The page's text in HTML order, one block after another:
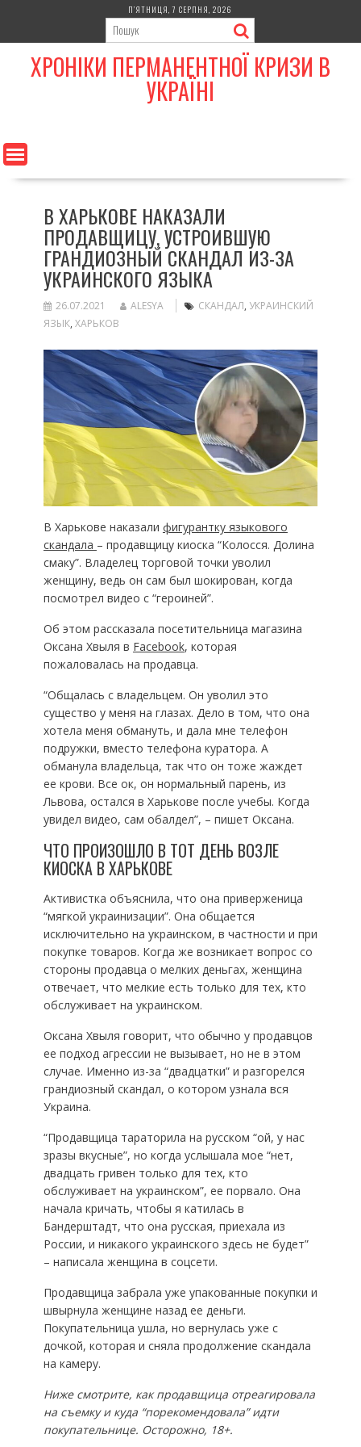
content
П’ЯТНИЦЯ, 7 СЕРПНЯ, 2026
ХРОНІКИ ПЕРМАНЕНТНОЇ КРИЗИ В
УКРАЇНІ
В ХАРЬКОВЕ НАКАЗАЛИ
ПРОДАВЩИЦУ, УСТРОИВШУЮ
ГРАНДИОЗНЫЙ СКАНДАЛ ИЗ-ЗА
УКРАИНСКОГО ЯЗЫКА
26.07.2021 ALESYA СКАНДАЛ, УКРАИНСКИЙ
ЯЗЫК, ХАРЬКОВ
В Харькове наказали фигурантку языкового
скандала – продавщицу киоска “Колосся. Долина
смаку”. Владелец торговой точки уволил
женщину, ведь он сам был шокирован, когда
посмотрел видео с “героиней”.
Об этом рассказала посетительница магазина
Оксана Хвыля в Facebook, которая
пожаловалась на продавца.
“Общалась с владельцем. Он уволил это
существо у меня на глазах. Дело в том, что она
хотела меня обмануть, и дала мне телефон
подружки, вместо телефона куратора. А
обманула владельца, так что он тоже жаждет
ее крови. Все ок, он нормальный парень, из
Львова, остался в Харькове после учебы. Когда
увидел видео, сам обалдел”, – пишет Оксана.
ЧТО ПРОИЗОШЛО В ТОТ ДЕНЬ ВОЗЛЕ
КИОСКА В ХАРЬКОВЕ
Активистка объяснила, что она приверженица
“мягкой украинизации”. Она общается
исключительно на украинском, в частности и при
покупке товаров. Когда же возникает вопрос со
стороны продавца о мелких деньгах, женщина
отвечает, что мелкие есть только для тех, кто
обслуживает на украинском.
Оксана Хвыля говорит, что обычно у продавцов
ее подход агрессии не вызывает, но не в этом
случае. Именно из-за “двадцатки” и разгорелся
грандиозный скандал, о котором узнала вся
Украина.
“Продавщица тараторила на русском “ой, у нас
зразы вкусные”, но когда услышала мое “нет,
двадцать гривен только для тех, кто
обслуживает на украинском”, ее порвало. Она
начала кричать, чтобы я катилась в
Бандерштадт, что она русская, приехала из
России, и никакого украинского здесь не будет”
– написала женщина в соцсети.
Продавщица забрала уже упакованные покупки и
швырнула женщине назад ее деньги.
Покупательница ушла, но вернулась уже с
дочкой, которая и сняла продолжение скандала
на камеру.
Ниже смотрите, как продавщица отреагировала
на съемку и куда “порекомендовала” идти
покупательнице. Осторожно, 18+.